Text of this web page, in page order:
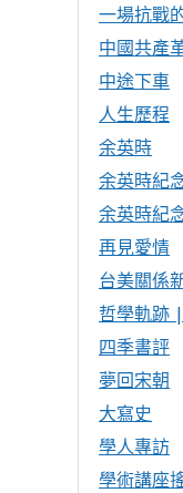
一場抗戰
中國共產
中途下車
人生歷程
余英時
余英時紀
余英時紀
再見愛情
台美關係
哲學軌跡
四季書評
夢回宋朝
大寫史
學人專訪
學術講座